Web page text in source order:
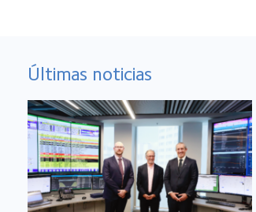
Últimas noticias